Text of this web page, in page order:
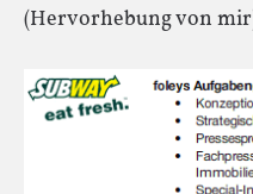
(Hervorhebung von